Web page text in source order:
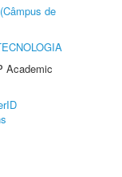
de
Academic